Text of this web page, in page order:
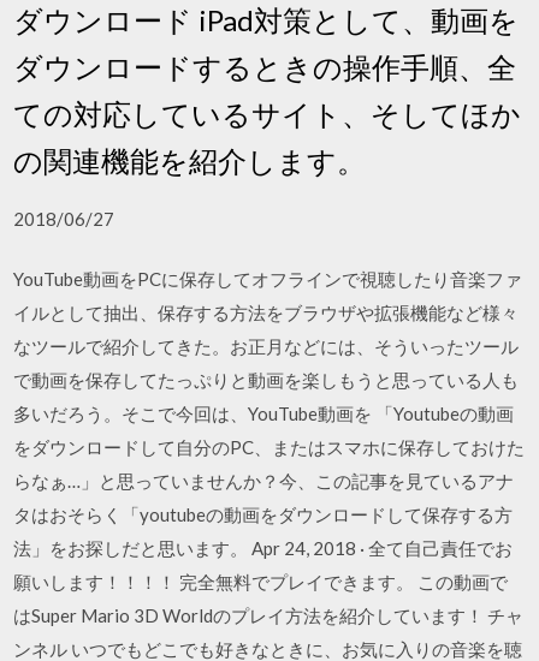
ダウンロード iPad対策として、動画を
ダウンロードするときの操作手順、全
ての対応しているサイト、そしてほか
の関連機能を紹介します。
2018/06/27
YouTube動画をPCに保存してオフラインで視聴したり音楽ファ
イルとして抽出、保存する方法をブラウザや拡張機能など様々
なツールで紹介してきた。お正月などには、そういったツール
で動画を保存してたっぷりと動画を楽しもうと思っている人も
多いだろう。そこで今回は、YouTube動画を 「Youtubeの動画
をダウンロードして自分のPC、またはスマホに保存しておけた
らなぁ…」と思っていませんか？今、この記事を見ているアナ
タはおそらく「youtubeの動画をダウンロードして保存する方
法」をお探しだと思います。 Apr 24, 2018 · 全て自己責任でお
願いします！！！！ 完全無料でプレイできます。 この動画で
はSuper Mario 3D Worldのプレイ方法を紹介しています！ チャ
ンネル いつでもどこでも好きなときに、お気に入りの音楽を聴